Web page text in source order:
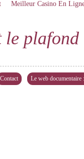
Meilleur Casino En
le plafond
Contact Le web documentaire